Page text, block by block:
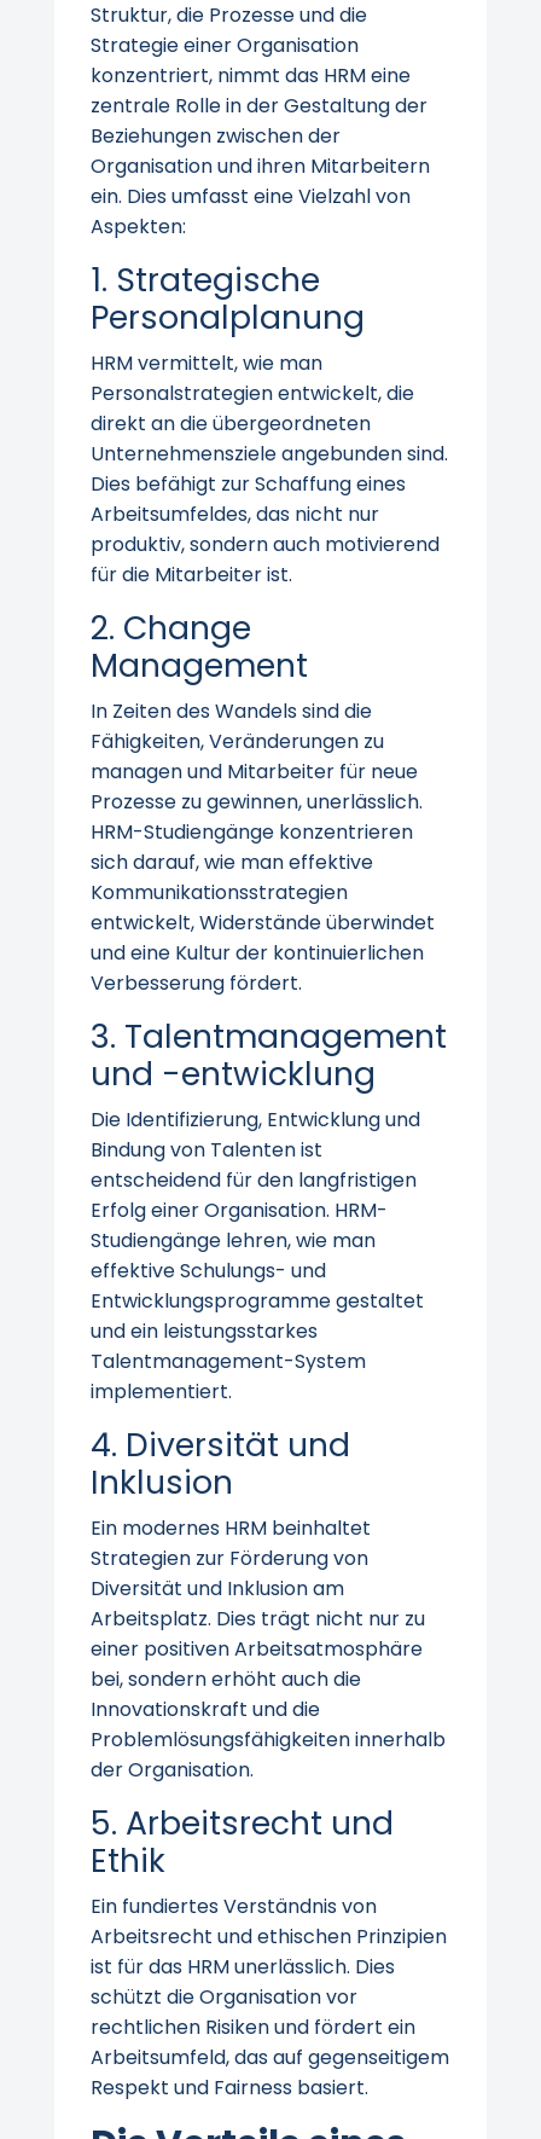
Struktur, die Prozesse und die
Strategie einer Organisation
konzentriert, nimmt das HRM eine
zentrale Rolle in der Gestaltung der
Beziehungen zwischen der
Organisation und ihren Mitarbeitern
ein. Dies umfasst eine Vielzahl von
Aspekten:
1. Strategische
Personalplanung
HRM vermittelt, wie man
Personalstrategien entwickelt, die
direkt an die übergeordneten
Unternehmensziele angebunden sind.
Dies befähigt zur Schaffung eines
Arbeitsumfeldes, das nicht nur
produktiv, sondern auch motivierend
für die Mitarbeiter ist.
2. Change
Management
In Zeiten des Wandels sind die
Fähigkeiten, Veränderungen zu
managen und Mitarbeiter für neue
Prozesse zu gewinnen, unerlässlich.
HRM-Studiengänge konzentrieren
sich darauf, wie man effektive
Kommunikationsstrategien
entwickelt, Widerstände überwindet
und eine Kultur der kontinuierlichen
Verbesserung fördert.
3. Talentmanagement
und -entwicklung
Die Identifizierung, Entwicklung und
Bindung von Talenten ist
entscheidend für den langfristigen
Erfolg einer Organisation. HRM-
Studiengänge lehren, wie man
effektive Schulungs- und
Entwicklungsprogramme gestaltet
und ein leistungsstarkes
Talentmanagement-System
implementiert.
4. Diversität und
Inklusion
Ein modernes HRM beinhaltet
Strategien zur Förderung von
Diversität und Inklusion am
Arbeitsplatz. Dies trägt nicht nur zu
einer positiven Arbeitsatmosphäre
bei, sondern erhöht auch die
Innovationskraft und die
Problemlösungsfähigkeiten innerhalb
der Organisation.
5. Arbeitsrecht und
Ethik
Ein fundiertes Verständnis von
Arbeitsrecht und ethischen Prinzipien
ist für das HRM unerlässlich. Dies
schützt die Organisation vor
rechtlichen Risiken und fördert ein
Arbeitsumfeld, das auf gegenseitigem
Respekt und Fairness basiert.